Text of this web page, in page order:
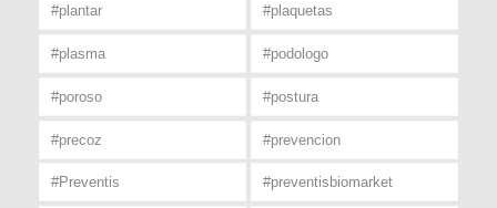
#plantar #plaquetas
#plasma #podologo
#poroso #postura
#precoz #prevencion
#Preventis #preventisbiomarket